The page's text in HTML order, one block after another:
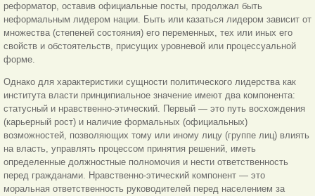
реформатор, оставив официальные посты, продолжал быть
неформальным лидером нации. Быть или казаться лидером зависит от
множества (степеней состояния) его переменных, тех или иных его
свойств и обстоятельств, присущих уровневой или процессуальной
форме.
Однако для характеристики сущности политического лидерства как
института власти принципиальное значение имеют два компонента:
статусный и нравственно-этический. Первый — это путь восхождения
(карьерный рост) и наличие формальных (официальных)
возможностей, позволяющих тому или иному лицу (группе лиц) влиять
на власть, управлять процессом принятия решений, иметь
определенные должностные полномочия и нести ответственность
перед гражданами. Нравственно-этический компонент — это
моральная ответственность руководителей перед населением за